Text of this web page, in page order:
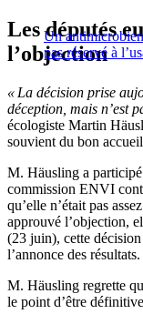
Un
pas réservé à
Les députés
l’objection
« La décision prise
déception, mais n’est
écologiste Martin
souvient du bon
M. Häusling a participé
commission ENVI
qu’elle n’était pas
approuvé l’objection,
(23 juin), cette
l’annonce des résultats.
M. Häusling regrette
le point d’être